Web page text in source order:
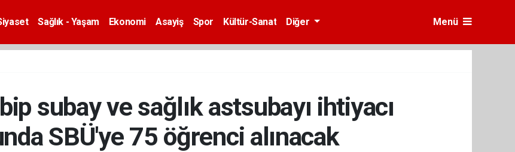
Sağlık - Yaşam Ekonomi Asayiş Spor Kültür-Sanat Diğer Menü
subay ve sağlık astsubayı ihtiyacı
SBÜ'ye 75 öğrenci alınacak